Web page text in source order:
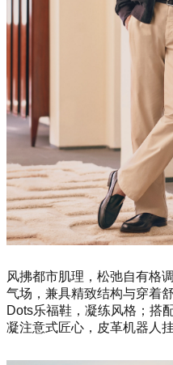
风拂都市肌理，松弛自有格
气场，兼具精致结构与穿着
Dots乐福鞋，凝练风格；搭
凝注意式匠心，皮革机器人